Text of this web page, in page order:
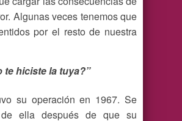
Algunas veces tenemos que
por el resto de nuestra
te hiciste la tuya?”
su operación en 1967. Se
de ella después de que su